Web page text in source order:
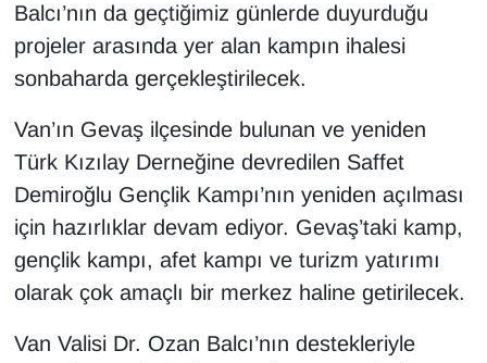
Balcı’nın da geçtiğimiz günlerde duyurduğu
projeler arasında yer alan kampın ihalesi
sonbaharda gerçekleştirilecek.
Van’ın Gevaş ilçesinde bulunan ve yeniden
Türk Kızılay Derneğine devredilen Saffet
Demiroğlu Gençlik Kampı’nın yeniden açılması
için hazırlıklar devam ediyor. Gevaş’taki kamp,
gençlik kampı, afet kampı ve turizm yatırımı
olarak çok amaçlı bir merkez haline getirilecek.
Van Valisi Dr. Ozan Balcı’nın destekleriyle
Kültür & Sanat
KURDÎ
MAGAZİN
MEDYA
ONE EKONOMİ
POLİTİKA
Resmi İlanlar